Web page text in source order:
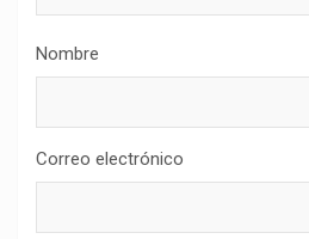
Nombre
Correo electrónico